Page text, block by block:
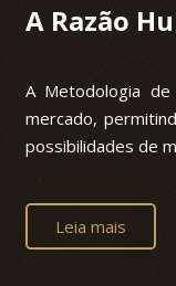
A Razão
A Metodologia
mercado,
possibilidades de
Leia mais